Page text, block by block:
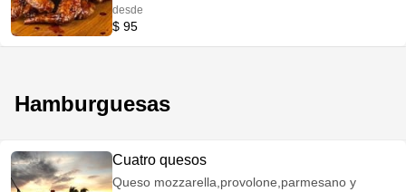
desde
$ 95
Hamburguesas
Cuatro quesos
Queso mozzarella,provolone,parmesano y